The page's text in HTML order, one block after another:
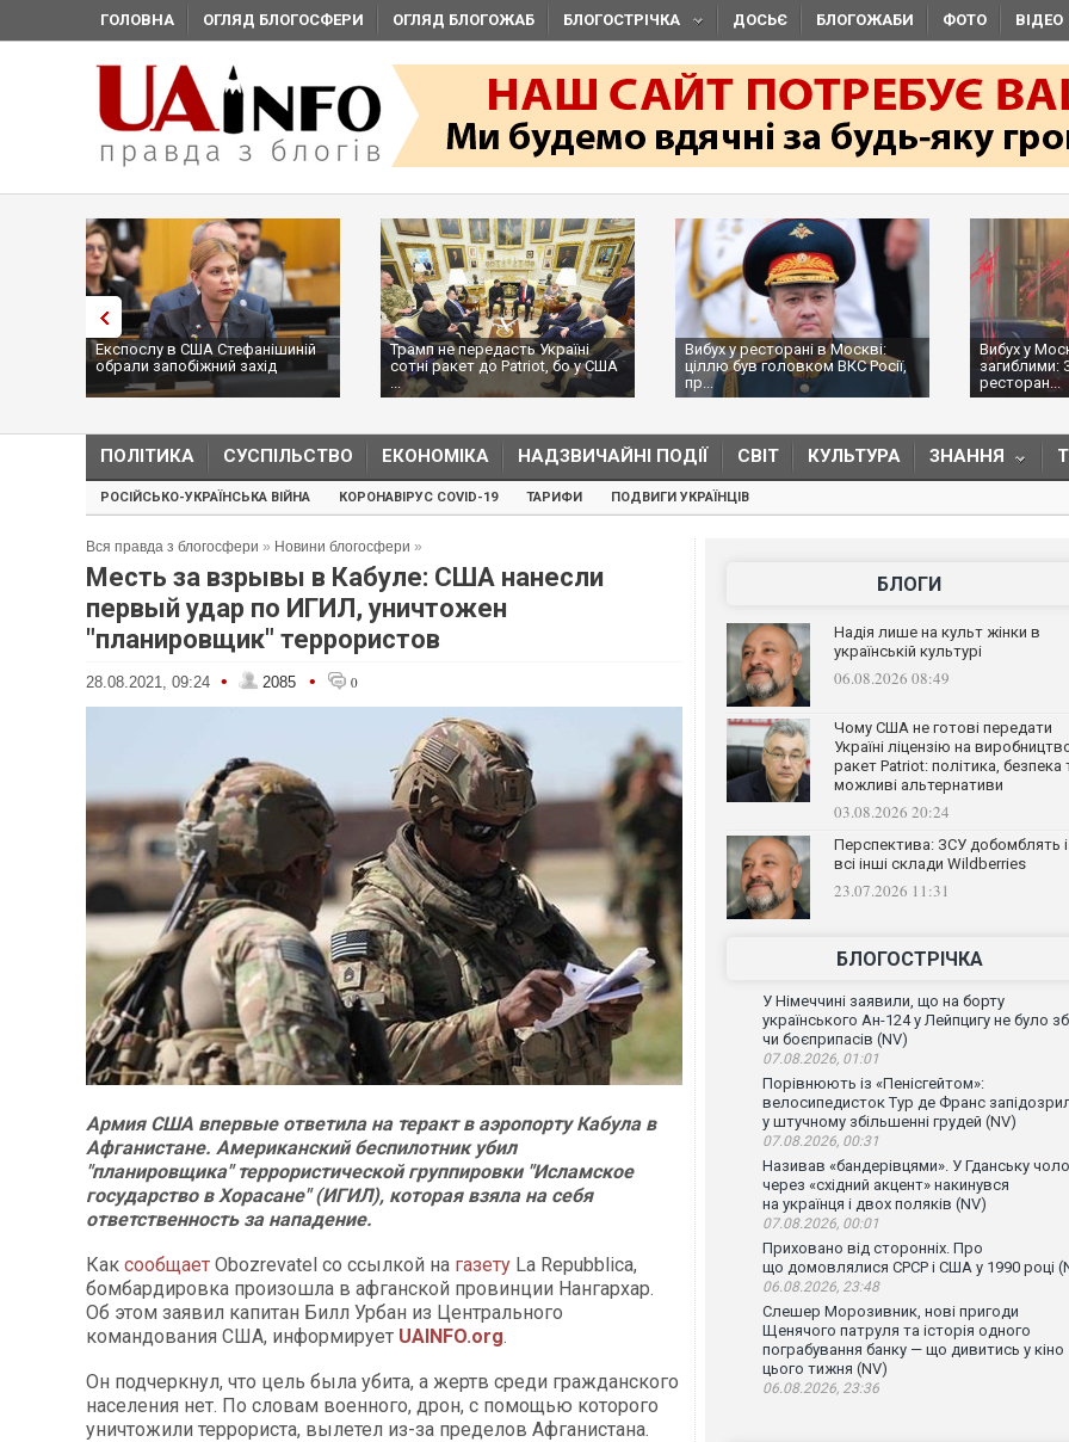
ГОЛОВНА ОГЛЯД БЛОГОСФЕРИ ОГЛЯД БЛОГОЖАБ БЛОГОСТРІЧКА ДОСЬЄ БЛОГОЖАБИ ФОТО ВІДЕО
Експослу в США Стефанішиній
обрали запобіжний захід
Трамп не передасть Україні
сотні ракет до Patriot, бо у США
...
Вибух у ресторані в Москві:
ціллю був головком ВКС Росії,
пр...
Вибух у
загиблими:
ресторан...
ПОЛІТИКА СУСПІЛЬСТВО ЕКОНОМІКА НАДЗВИЧАЙНІ ПОДІЇ СВІТ КУЛЬТУРА ЗНАННЯ
РОСІЙСЬКО-УКРАЇНСЬКА ВІЙНА КОРОНАВІРУС COVID-19 ТАРИФИ ПОДВИГИ УКРАЇНЦІВ
Вся правда з блогосфери » Новини блогосфери »
Месть за взрывы в Кабуле: США нанесли
первый удар по ИГИЛ, уничтожен
"планировщик" террористов
28.08.2021, 09:24 • 2085 • 0
Армия США впервые ответила на теракт в аэропорту Кабула в
Афганистане. Американский беспилотник убил
"планировщика" террористической группировки "Исламское
государство в Хорасане" (ИГИЛ), которая взяла на себя
ответственность за нападение.
Как сообщает Оbozrevatel со ссылкой на газету La Repubblica,
бомбардировка произошла в афганской провинции Нангархар.
Об этом заявил капитан Билл Урбан из Центрального
командования США, информирует UAINFO.org.
Он подчеркнул, что цель была убита, а жертв среди гражданского
населения нет. По словам военного, дрон, с помощью которого
уничтожили террориста, вылетел из-за пределов Афганистана.
БЛОГИ
Надія лише на культ жінки в
українській культурі
06.08.2026 08:49
Чому США не готові передати
Україні ліцензію на
ракет Patriot: політика, безпека
можливі альтернативи
03.08.2026 20:24
Перспектива: ЗСУ добомблять і
всі інші склади Wildberries
23.07.2026 11:31
БЛОГОСТРІЧКА
У Німеччині заявили, що на борту
українського Ан-124 у Лейпцигу не було
чи боєприпасів (NV)
07.08.2026, 01:01
Порівнюють із «Пенісгейтом»:
велосипедисток Тур де Франс
у штучному збільшенні грудей (NV)
07.08.2026, 00:31
Називав «бандерівцями». У Гданську
через «східний акцент» накинувся
на українця і двох поляків (NV)
07.08.2026, 00:01
Приховано від сторонніх. Про
що домовлялися СРСР і США у 1990 році
06.08.2026, 23:48
Слешер Морозивник, нові пригоди
Щенячого патруля та історія одного
пограбування банку — що дивитись у кіно
цього тижня (NV)
06.08.2026, 23:36